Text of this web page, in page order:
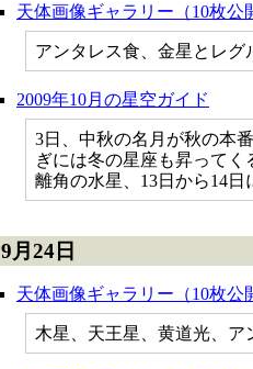
天体画像ギャラリー（10枚公
アンタレス食、金星とレグ
2009年10月の星空ガイド
3日、中秋の名月が秋の本
ぎには冬の星座も昇って
離角の水星、13日から14日
9月24日
天体画像ギャラリー（10枚公
木星、天王星、黄道光、ア